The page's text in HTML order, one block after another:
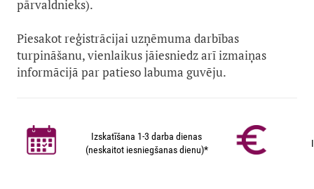
pārvaldnieks).
Piesakot reģistrācijai uzņēmuma darbības
turpināšanu, vienlaikus jāiesniedz arī izmaiņas
informācijā par patieso labuma guvēju.
Izskatīšana 1-3 darba dienas
(neskaitot iesniegšanas dienu)*